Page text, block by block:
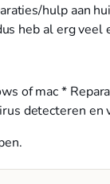
hulp aan
heb al erg
of mac *
detecteren en